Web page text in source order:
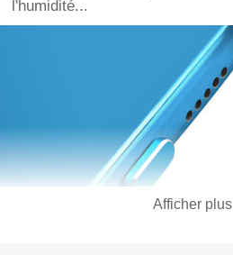
l'humidité...
Afficher plus